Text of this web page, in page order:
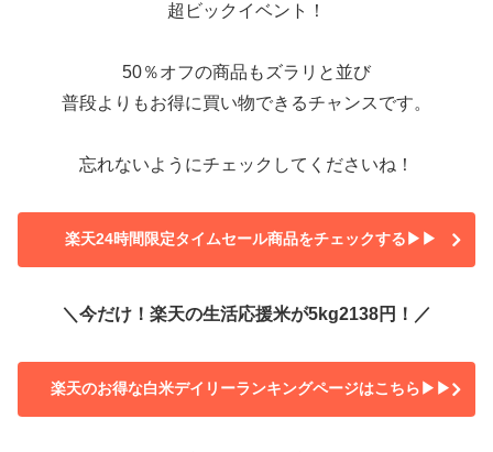
超ビックイベント！
50％オフの商品もズラリと並び
普段よりもお得に買い物できるチャンスです。
忘れないようにチェックしてくださいね！
楽天24時間限定タイムセール商品をチェックする▶▶
＼今だけ！楽天の生活応援米が5kg2138円！／
楽天のお得な白米デイリーランキングページはこちら▶▶